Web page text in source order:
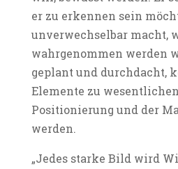
er zu erkennen sein
unverwechselbar macht,
wahrgenommen werden
geplant und durchdacht,
Elemente zu
Positionierung und der
werden.
„Jedes starke Bild wird